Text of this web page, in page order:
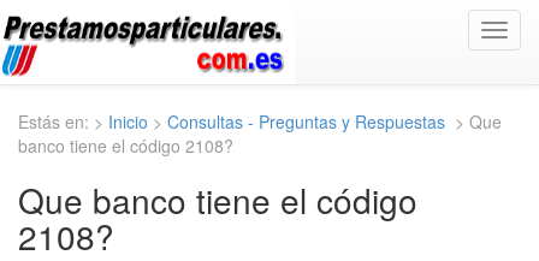
Estás en: > Inicio > Consultas - Preguntas y Respuestas > Que
banco tiene el código 2108?
Que banco tiene el código
2108?